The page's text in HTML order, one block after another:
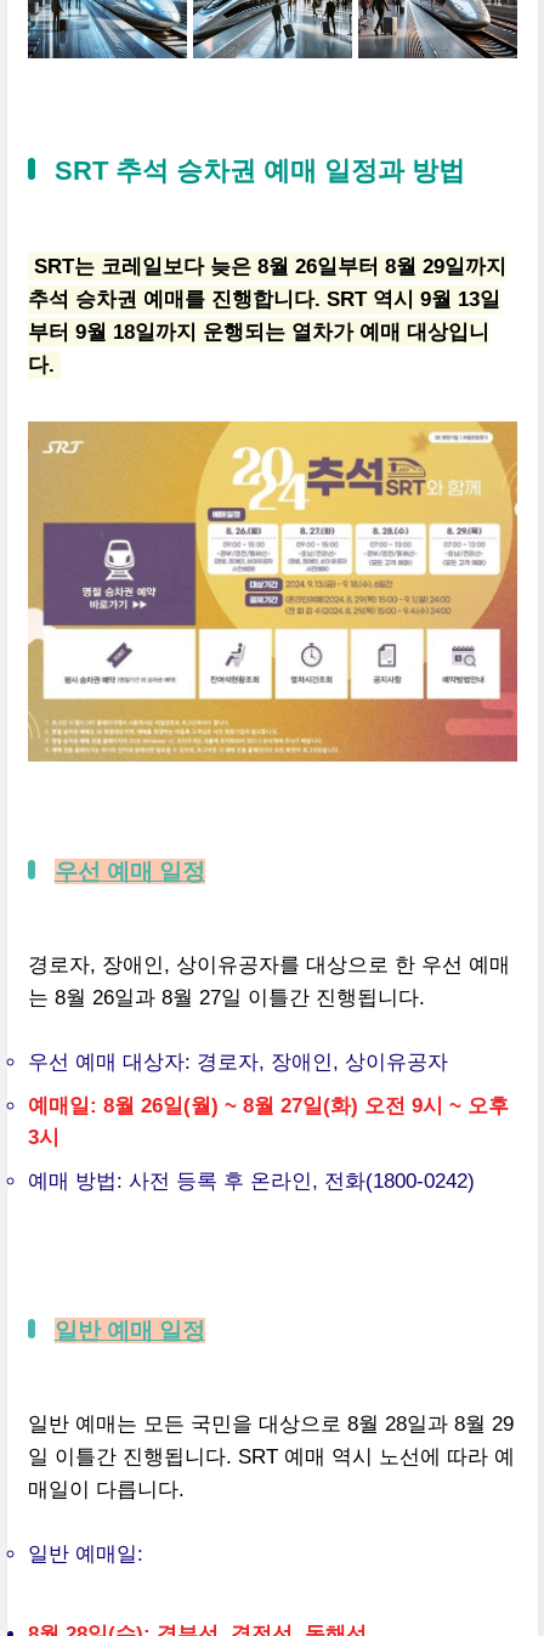
SRT 추석 승차권 예매 일정과 방법
SRT는 코레일보다 늦은 8월 26일부터 8월 29일까지
추석 승차권 예매를 진행합니다. SRT 역시 9월 13일
부터 9월 18일까지 운행되는 열차가 예매 대상입니
다.
우선 예매 일정
경로자, 장애인, 상이유공자를 대상으로 한 우선 예매
는 8월 26일과 8월 27일 이틀간 진행됩니다.
우선 예매 대상자: 경로자, 장애인, 상이유공자
예매일: 8월 26일(월) ~ 8월 27일(화) 오전 9시 ~ 오후
3시
예매 방법: 사전 등록 후 온라인, 전화(1800-0242)
일반 예매 일정
일반 예매는 모든 국민을 대상으로 8월 28일과 8월 29
일 이틀간 진행됩니다. SRT 예매 역시 노선에 따라 예
매일이 다릅니다.
일반 예매일: